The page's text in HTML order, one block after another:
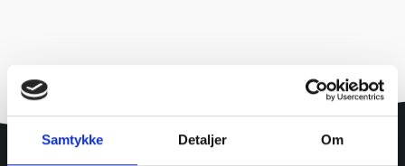
Samtykke Detaljer Om